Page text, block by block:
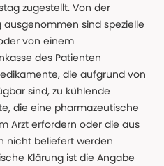
zugestellt. Von der
sind spezielle
von einem
des Patienten
die aufgrund von
sind, zu kühlende
die eine pharmazeutische
Arzt erfordern oder die aus
nicht beliefert werden
Klärung ist die Angabe